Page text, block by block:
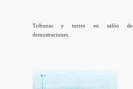
Tribunas y torres en salón de
demostraciones.